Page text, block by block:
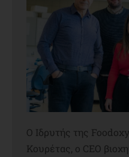
Ο Ιδρυτής της
Κουρέτας, ο CEO